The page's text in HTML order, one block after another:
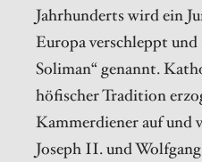
Jahrhunderts wird ein
Europa verschleppt
Soliman“ genannt.
höfischer Tradition
Kammerdiener auf und
Joseph II. und